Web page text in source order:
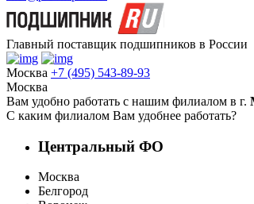
Главный поставщик подшипников в России
Москва +7 (495) 543-89-93
Москва
Вам удобно работать с нашим филиалом в г.
С каким филиалом Вам удобнее работать?
Центральный ФО
Москва
Белгород